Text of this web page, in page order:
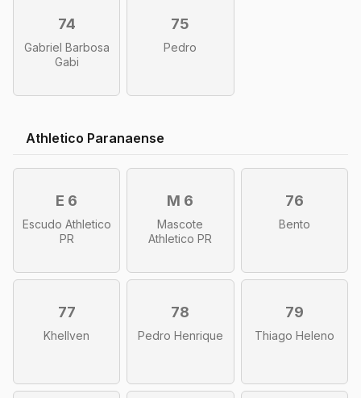
74
Gabriel Barbosa
Gabi
75
Pedro
Athletico Paranaense
E 6
Escudo Athletico
PR
M 6
Mascote
Athletico PR
76
Bento
77
Khellven
78
Pedro Henrique
79
Thiago Heleno